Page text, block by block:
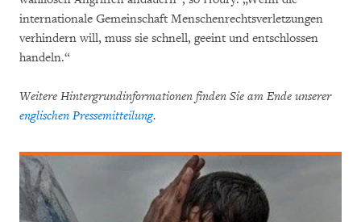
internationale Gemeinschaft Menschenrechtsverletzungen
verhindern will, muss sie schnell, geeint und entschlossen
handeln.“
Weitere Hintergrundinformationen finden Sie am Ende unserer
englischen Pressemitteilung.